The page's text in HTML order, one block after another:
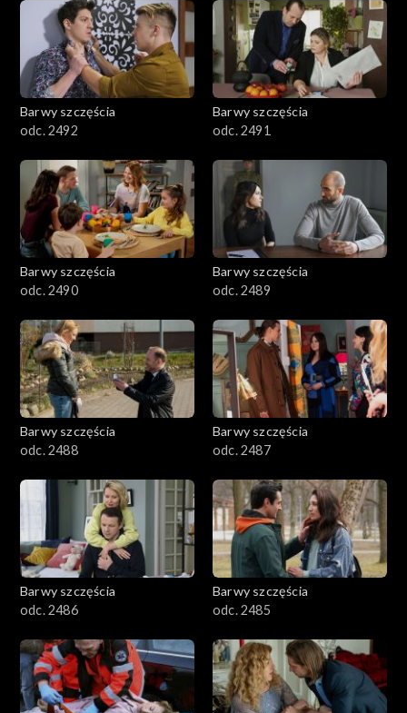
1801–1900
1701–1800
1601–1700
1501–1600
1401–1500
1301–1400
1101–1200
1001–1100
901–1000
801–900
782–800
Barwy szczęścia
odc. 2492
Barwy szczęścia
odc. 2491
Barwy szczęścia
odc. 2490
Barwy szczęścia
odc. 2489
Barwy szczęścia
odc. 2488
Barwy szczęścia
odc. 2487
Barwy szczęścia
odc. 2486
Barwy szczęścia
odc. 2485